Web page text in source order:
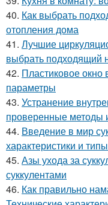
40. Как выбрать
отопления дома
41. Лучшие
выбрать подходящий
42. Пластиковое окно
параметры
43. Устранение
проверенные методы
44. Введение в мир
характеристики и
45. Азы ухода за
суккулентами
46. Как правильно